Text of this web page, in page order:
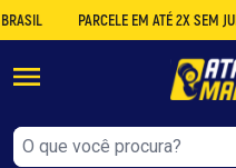
PARCELE EM ATÉ 2X SEM JUROS